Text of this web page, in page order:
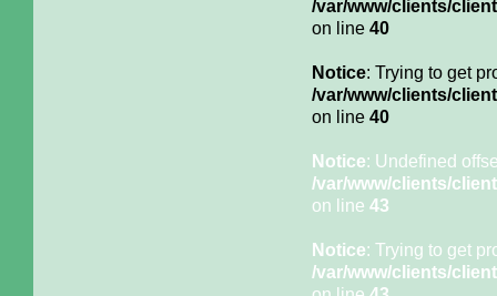
/var/www/clients/
on line 40
Notice: Trying to get
/var/www/clients/
on line 40
Notice: Undefined
/var/www/clients/
on line 43
Notice: Trying to get
/var/www/clients/